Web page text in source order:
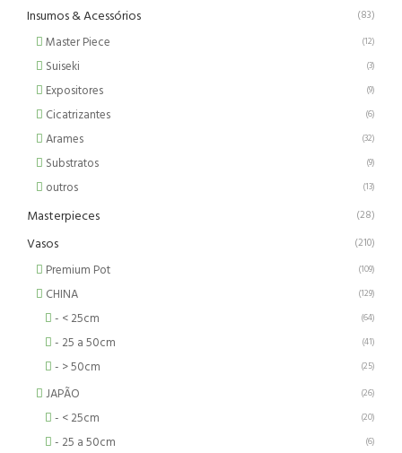
Insumos & Acessórios (83)
Master Piece (12)
Suiseki (3)
Expositores (9)
Cicatrizantes (6)
Arames (32)
Substratos (9)
outros (13)
Masterpieces (28)
Vasos (210)
Premium Pot (109)
CHINA (129)
- < 25cm (64)
- 25 a 50cm (41)
- > 50cm (25)
JAPÃO (26)
- < 25cm (20)
- 25 a 50cm (6)